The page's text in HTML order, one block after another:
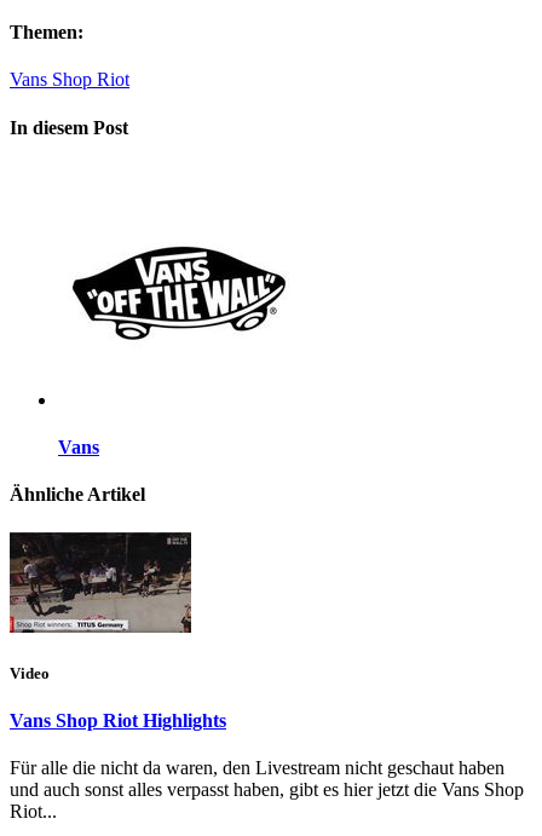
Themen:
Vans Shop Riot
In diesem Post
Vans
Ähnliche Artikel
Video
Vans Shop Riot Highlights
Für alle die nicht da waren, den Livestream nicht geschaut haben
und auch sonst alles verpasst haben, gibt es hier jetzt die Vans Shop
Riot...